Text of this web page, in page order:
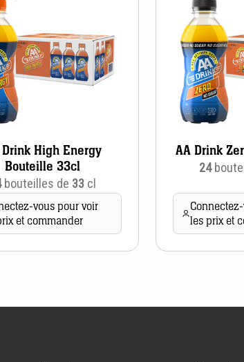
Drink High Energy
Bouteille 33cl
bouteilles de 33cl
vous pour voir
et commander
AA Drink
24
les prix et